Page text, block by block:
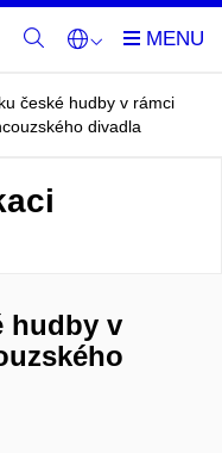
české hudby v rámci
divadla
hudby v